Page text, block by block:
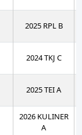
2025 RPL B
2024 TKJ C
2025 TEI A
2026 KULINER
A